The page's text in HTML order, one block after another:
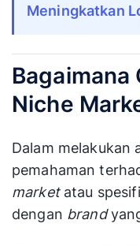
Meningkatkan
Bagaimana
Niche
Dalam melakukan
pemahaman
market atau
dengan brand